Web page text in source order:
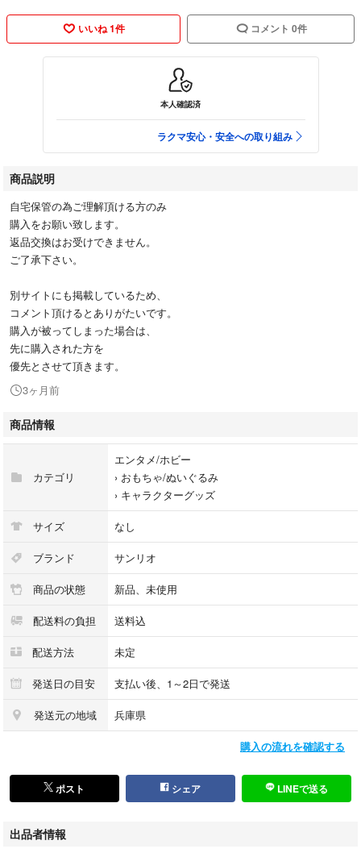
いいね 1件 コメント 0件
本人確認済
ラクマ安心・安全への取り組み
商品説明
自宅保管の為ご理解頂ける方のみ
購入をお願い致します。
返品交換はお受けできません。
ご了承下さい。
別サイトにも掲載しているため、
コメント頂けるとありがたいです。
購入が被ってしまった場合は、
先に購入された方を
優先とさせて頂きます。
3ヶ月前
商品情報
カテゴリ
エンタメ/ホビー
› おもちゃ/ぬいぐるみ
› キャラクターグッズ
サイズ なし
ブランド サンリオ
商品の状態 新品、未使用
配送料の負担 送料込
配送方法 未定
発送日の目安 支払い後、1～2日で発送
発送元の地域 兵庫県
購入の流れを確認する
ポスト シェア LINEで送る
出品者情報